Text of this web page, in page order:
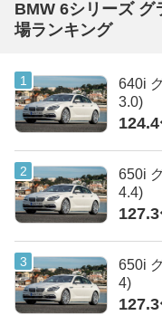
BMW 6シリーズ グ
場ランキング
640i
3.0)
650i
4.4)
650i
4)